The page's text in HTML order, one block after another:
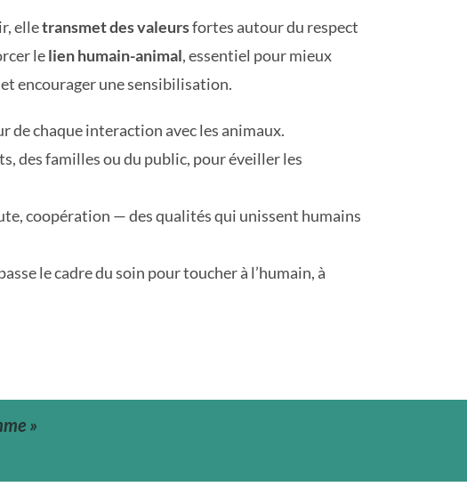
elletransmet des valeursfortes autour du respect
lelien humain-animal, essentiel pour mieux
encourager unesensibilisation.
de chaque interaction avec les animaux.
des familles ou du public, pour éveiller les
coopération — des qualités qui unissent humains
le cadre du soin pour toucher à l’humain, à
»